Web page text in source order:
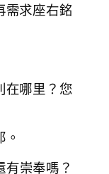
需求座右銘
在哪里？您
有崇奉嗎？